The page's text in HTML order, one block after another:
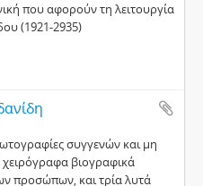
που αφορούν τη λειτουργία
(1921-2935)
συγγενών και μη
βιογραφικά
προσώπων, και τρία λυτά